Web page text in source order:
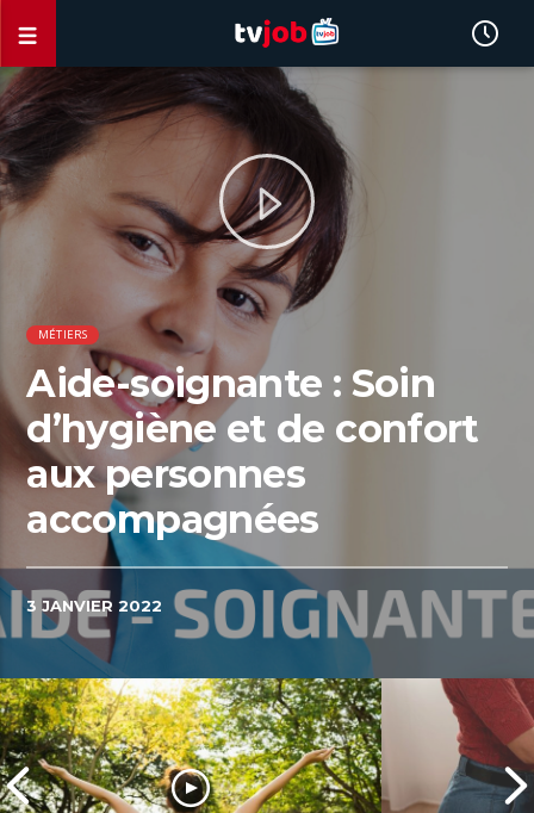
MÉTIERS
Aide-soignante : Soin
d’hygiène et de confort
aux personnes
accompagnées
3 JANVIER 2022